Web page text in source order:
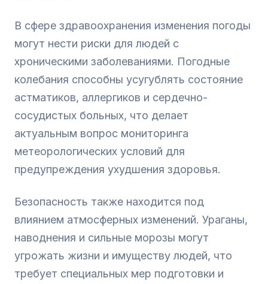
В сфере здравоохранения изменения погоды
могут нести риски для людей с
хроническими заболеваниями. Погодные
колебания способны усугублять состояние
астматиков, аллергиков и сердечно-
сосудистых больных, что делает
актуальным вопрос мониторинга
метеорологических условий для
предупреждения ухудшения здоровья.
Безопасность также находится под
влиянием атмосферных изменений. Ураганы,
наводнения и сильные морозы могут
угрожать жизни и имуществу людей, что
требует специальных мер подготовки и